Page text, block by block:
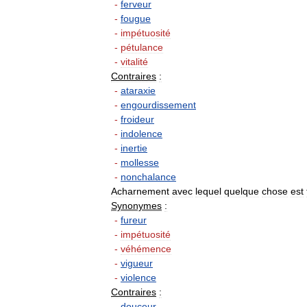
- ferveur
- fougue
- impétuosité
- pétulance
- vitalité
Contraires :
- ataraxie
- engourdissement
- froideur
- indolence
- inertie
- mollesse
- nonchalance
Acharnement avec lequel quelque chose est
Synonymes :
- fureur
- impétuosité
- véhémence
- vigueur
- violence
Contraires :